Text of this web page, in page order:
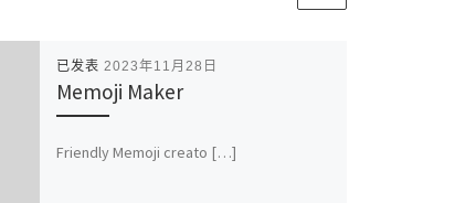
已发表 2023年11月28日
Memoji Maker
Friendly Memoji creato […]